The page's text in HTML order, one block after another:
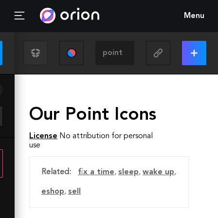
Menu
Our Point Icons
License No attribution for personal
use
Related: fix a time, sleep, wake up,
eshop, sell